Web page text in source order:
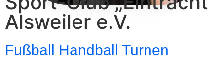
Alsweiler e.V.
Fußball Handball Turnen